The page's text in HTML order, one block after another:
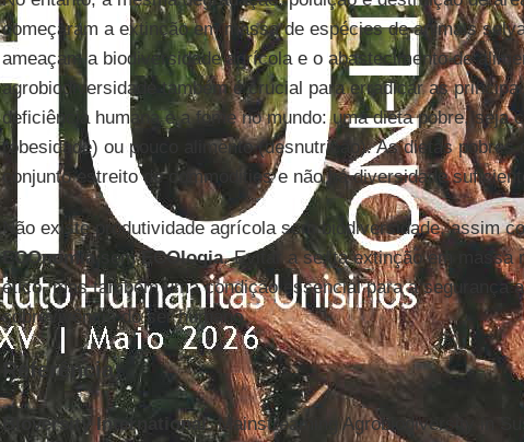
começaram a extinção em massa de espécies de animais
ameaçam a biodiversidade agrícola e o abastecimento de
agrobiodiversidade também é crucial para erradicar as
deficiência humana e a fome no mundo: uma dieta pobre, seja
(obesidade) ou pouco alimento (desnutrição). As dietas pobres
conjunto estreito de commodities e não há diversidade
Não existe produtividade agrícola sem biodiversidade, assim
ECOnomiasemECOlogia. Evitar a sexta extinção em massa
ético, mas também uma condição essencial para a segurança
sobrevivência do ser humano.
Referência:
Bioversity International. Mainstreaming Agrobiodiversity in